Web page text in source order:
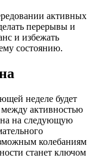
активных
перерывы и
и избежать
состоянию.
неделе будет
между активностью
на следующую
колебаниям
станет ключом